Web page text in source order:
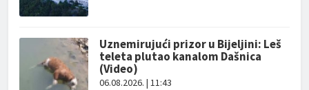
Uznemirujući prizor u Bijeljini: Leš
teleta plutao kanalom Dašnica
(Video)
06.08.2026. | 11:43